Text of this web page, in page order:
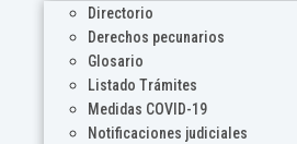
Directorio
Derechos pecunarios
Glosario
Listado Trámites
Medidas COVID-19
Notificaciones judiciales